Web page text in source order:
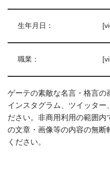
生年月日：
職業：
ゲーテの素敵な名言・格言
インスタグラム、ツイッター
ださい。非商用利用の範囲
の文章・画像等の内容の無断
ください。